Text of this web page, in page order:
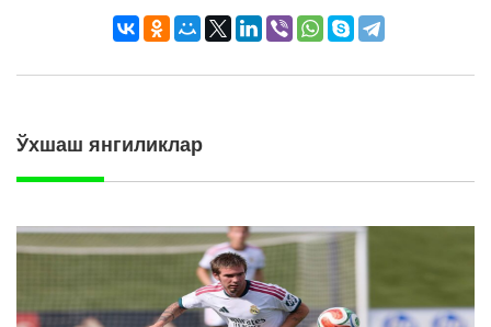
Ўхшаш янгиликлар